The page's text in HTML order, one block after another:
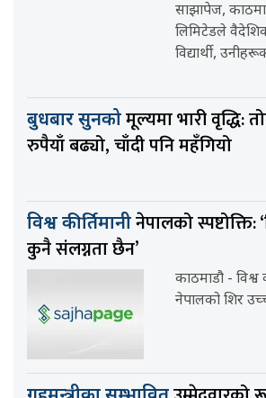
साझापेज,
लिमिटेडले
विद्यार्थी,
बुधबार सुनकोमूल्यमा भारी वृद्धि:
रुपैयाँ बढ्यो, चाँदी पनि महँगियो
विश्व कीर्तिमानीनेपालको स्पष्टोक्ति:
कुनै संलग्नता छैन’
काठमाडौ - विश्व
नेपालको शिर